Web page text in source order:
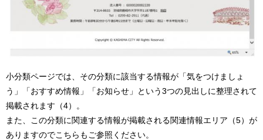
小分類ページでは、その分類に該当する情報が「気をつけましょ
う」「おすすめ情報」「お知らせ」という3つの見出しに整理されて
掲載されます（4）。
また、この分類に関連する情報が掲載される関連情報エリア（5）が
ありますのでこちらもご参照ください。